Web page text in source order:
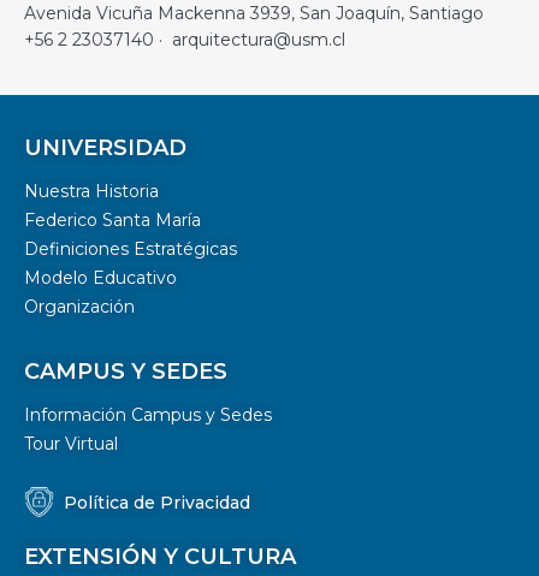
Avenida Vicuña Mackenna 3939, San Joaquín, Santiago
+56 2 23037140 · arquitectura@usm.cl
UNIVERSIDAD
Nuestra Historia
Federico Santa María
Definiciones Estratégicas
Modelo Educativo
Organización
CAMPUS Y SEDES
Información Campus y Sedes
Tour Virtual
Política de Privacidad
EXTENSIÓN Y CULTURA